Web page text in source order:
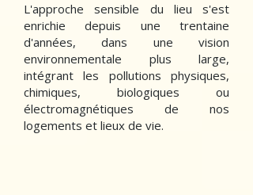
L'approche sensible du lieu s'est
enrichie depuis une trentaine
d'années, dans une vision
environnementale plus large,
intégrant les pollutions physiques,
chimiques, biologiques ou
électromagnétiques de nos
logements et lieux de vie.